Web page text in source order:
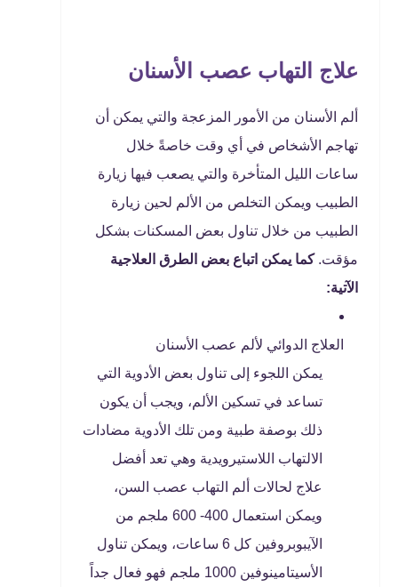
علاج التهاب عصب الأسنان
ألم الأسنان من الأمور المزعجة والتي يمكن أن
تهاجم الأشخاص في أي وقت خاصةً خلال
ساعات الليل المتأخرة والتي يصعب فيها زيارة
الطبيب ويمكن التخلص من الألم لحين زيارة
الطبيب من خلال تناول بعض المسكنات بشكل
مؤقت.كما يمكن اتباع بعض الطرق العلاجية
الآتية:
العلاج الدوائي لألم عصب الأسنان
يمكن اللجوء إلى تناول بعض الأدوية التي
تساعد في تسكين الألم، ويجب أن يكون
ذلك بوصفة طبية ومن تلك الأدوية مضادات
الالتهاب اللاستيرويدية وهي تعد أفضل
علاج لحالات ألم التهاب عصب السن،
ويمكن استعمال 400- 600 ملجم من
الآيبوبروفين كل 6 ساعات، ويمكن تناول
الأسيتامينوفين 1000 ملجم فهو فعال جداً